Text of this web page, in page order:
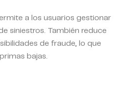
a los usuarios gestionar
siniestros. También reduce
de fraude, lo que
bajas.